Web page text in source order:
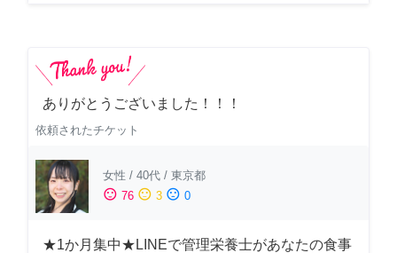
ありがとうございました！！！
依頼されたチケット
女性 / 40代 / 東京都
sentiment_satisfied 76 sentiment_neutral 3 sentiment_dissatisfied 0
★1か月集中★LINEで管理栄養士があなたの食事